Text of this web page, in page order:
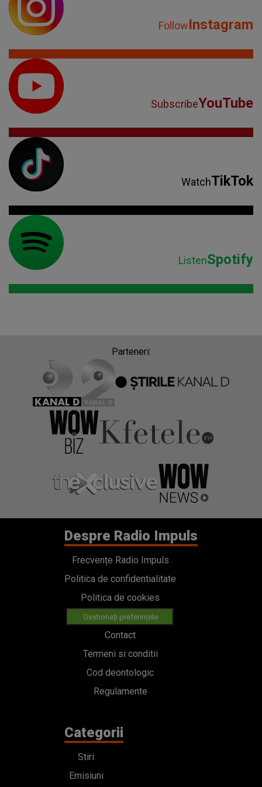
FollowInstagram
SubscribeYouTube
WatchTikTok
ListenSpotify
Parteneri:
Despre Radio Impuls
Frecvențe Radio Impuls
Politica de confidentialitate
Politica de cookies
Gestionați preferințele
Contact
Termeni si conditii
Cod deontologic
Regulamente
Categorii
Stiri
Emisiuni